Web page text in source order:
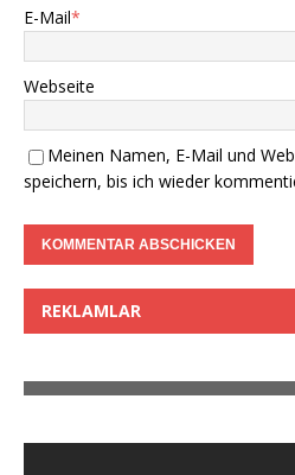
E-Mail*
Webseite
Meinen Namen, E-Mail und
speichern, bis ich wieder
REKLAMLAR